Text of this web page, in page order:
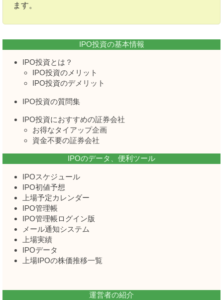
ます。
IPO投資の基本情報
IPO投資とは？
IPO投資のメリット
IPO投資のデメリット
IPO投資の質問集
IPO投資におすすめの証券会社
お得なタイアップ企画
資金不要の証券会社
IPOのデータ、便利ツール
IPOスケジュール
IPO初値予想
上場予定カレンダー
IPO管理帳
IPO管理帳ログイン版
メール通知システム
上場実績
IPOデータ
上場IPOの株価推移一覧
運営者の紹介